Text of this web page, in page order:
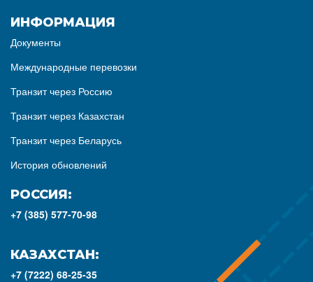
ИНФОРМАЦИЯ
Документы
Международные перевозки
Транзит через Россию
Транзит через Казахстан
Транзит через Беларусь
История обновлений
РОССИЯ:
+7 (385) 577-70-98
КАЗАХСТАН:
+7 (7222) 68-25-35